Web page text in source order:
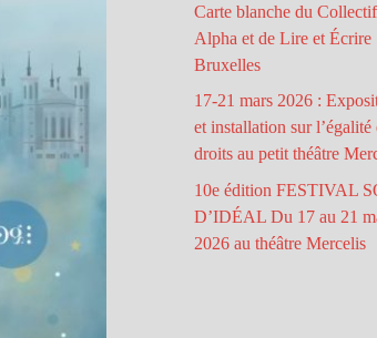
Carte blanche du Collectif
Alpha et de Lire et Écrire
Bruxelles
17-21 mars 2026 :
et installation sur l’égalité
droits au petit théâtre
10e édition FESTIVAL
D’IDÉAL Du 17 au 21
2026 au théâtre Mercelis